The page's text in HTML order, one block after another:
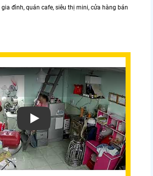
đình, quán cafe, siêu thị mini, cửa hàng bán